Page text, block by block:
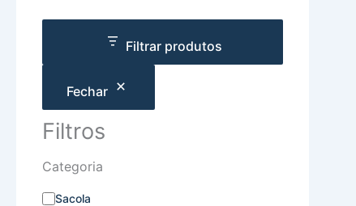
Filtrar produtos
Fechar
Filtros
Categoria
Sacola